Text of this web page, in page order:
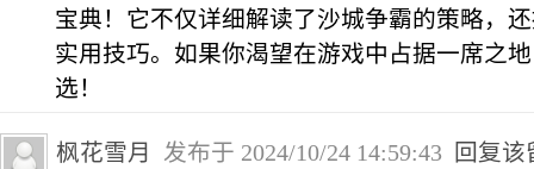
宝典！它不仅详细解读了沙城争霸的策略，
实用技巧。如果你渴望在游戏中占据一席之
选！
枫花雪月 发布于 2024/10/24 14:59:43
回复该